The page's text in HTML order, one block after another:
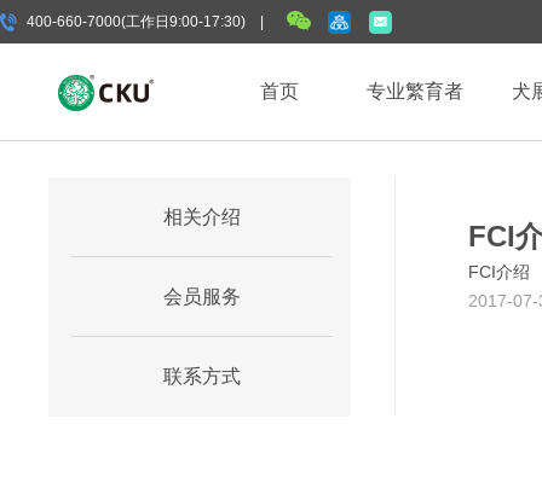
400-660-7000(工作日9:00-17:30) |
首页 专业繁育者 犬
相关介绍
会员服务
联系方式
FCI
FCI介绍
2017-